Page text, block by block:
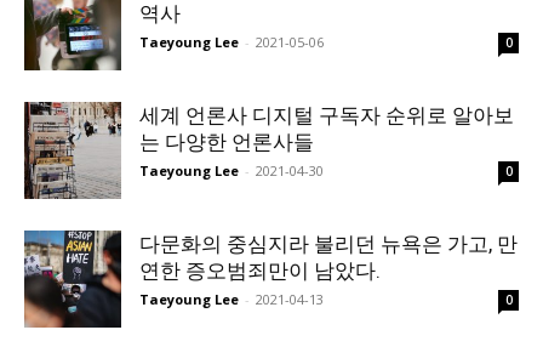
역사
Taeyoung Lee - 2021-05-06 0
세계 언론사 디지털 구독자 순위로 알아보
는 다양한 언론사들
Taeyoung Lee - 2021-04-30 0
다문화의 중심지라 불리던 뉴욕은 가고, 만
연한 증오범죄만이 남았다.
Taeyoung Lee - 2021-04-13 0